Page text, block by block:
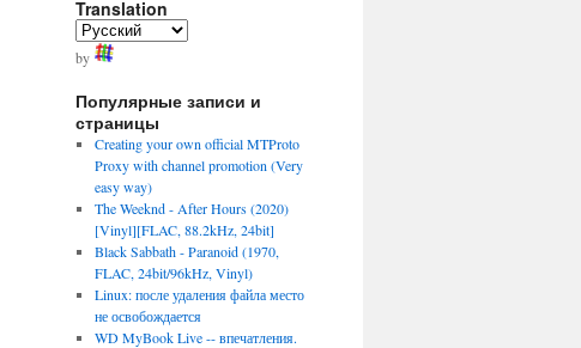
Translation
by
Популярные записи и
страницы
Creating your own official MTProto
Proxy with channel promotion (Very
easy way)
The Weeknd - After Hours (2020)
[Vinyl][FLAC, 88.2kHz, 24bit]
Black Sabbath - Paranoid (1970,
FLAC, 24bit/96kHz, Vinyl)
Linux: после удаления файла место
не освобождается
WD MyBook Live -- впечатления.